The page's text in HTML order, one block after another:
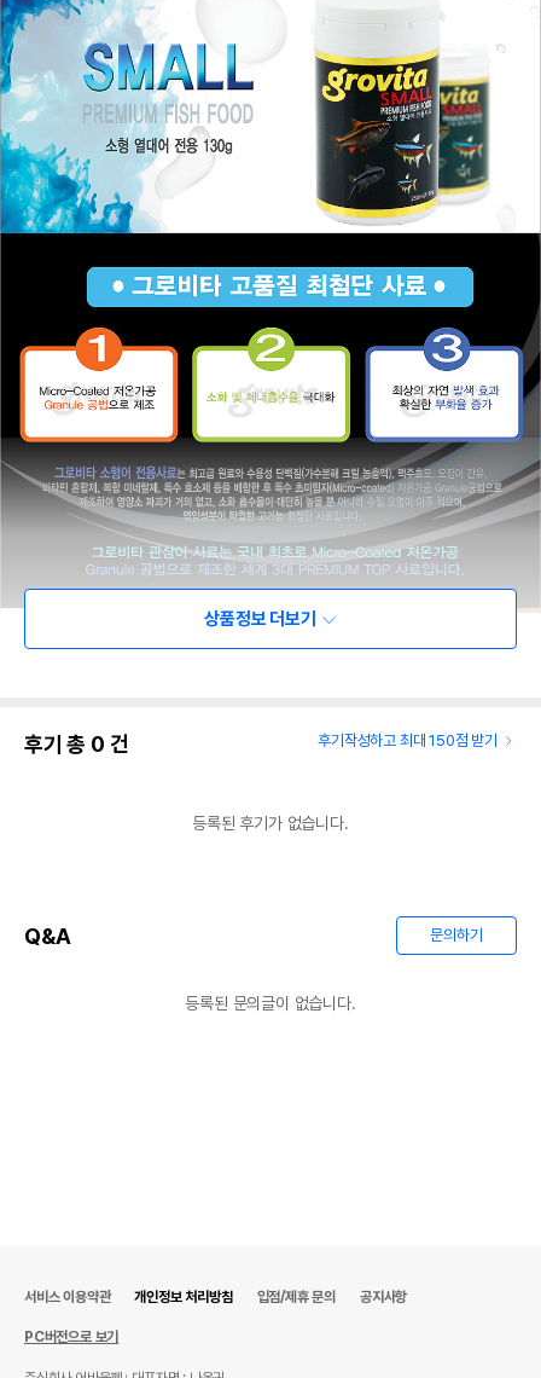
상품정보 더보기
후기 총 0 건 후기작성하고 최대 150점 받기
등록된 후기가 없습니다.
Q&A 문의하기
등록된 문의글이 없습니다.
서비스 이용약관 개인정보 처리방침 입점/제휴 문의 공지사항
PC버전으로 보기